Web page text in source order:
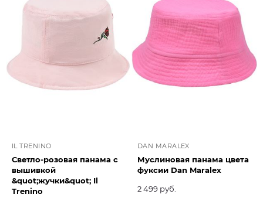
IL TRENINO
Светло-розовая панама с
вышивкой
&quot;жучки&quot; Il
Trenino
DAN MARALEX
Муслиновая панама цвета
фуксии Dan Maralex
2 499 руб.